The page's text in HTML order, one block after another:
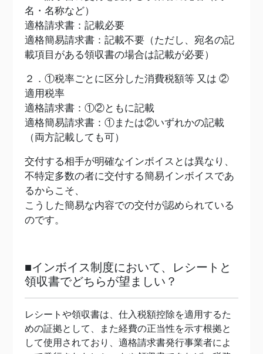
名・名称など）
適格請求書：記載必要
適格簡易請求書：記載不要（ただし、宛名の記
載項目がある領収書の場合は記載が必要）
２．①税率ごとに区分した消費税額等 又は ②
適用税率
適格請求書：①②ともに記載
適格簡易請求書：①または②いずれかの記載
（両方記載しても可）
交付する相手が明確なインボイスとは異なり、
不特定多数の者に交付する簡易インボイスであ
るからこそ、
こうした簡易な内容での交付が認められている
のです。
■インボイス制度において、レシートと
領収書でどちらが望ましい？
レシートや領収書は、仕入税額控除を適用するた
めの証拠として、また経費の正当性を示す根拠と
して使用されており、適格請求書発行事業者によ